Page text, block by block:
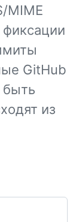
MIME
GitHub
быть
из